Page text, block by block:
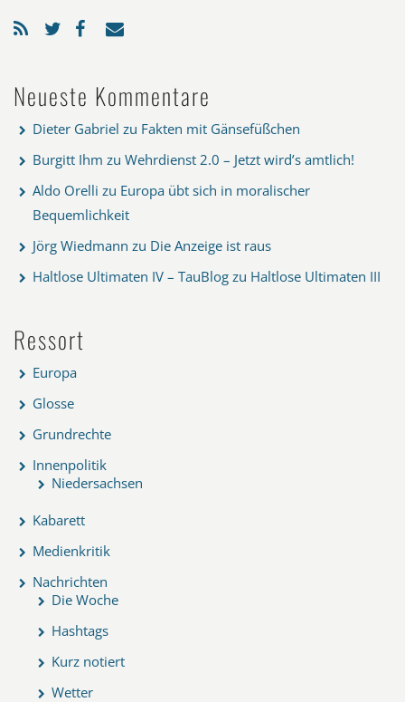
Neueste Kommentare
Dieter Gabriel zu Fakten mit Gänsefüßchen
Burgitt Ihm zu Wehrdienst 2.0 – Jetzt wird’s amtlich!
Aldo Orelli zu Europa übt sich in moralischer
Bequemlichkeit
Jörg Wiedmann zu Die Anzeige ist raus
Haltlose Ultimaten IV – TauBlog zu Haltlose Ultimaten III
Ressort
Europa
Glosse
Grundrechte
Innenpolitik
Niedersachsen
Kabarett
Medienkritik
Nachrichten
Die Woche
Hashtags
Kurz notiert
Wetter